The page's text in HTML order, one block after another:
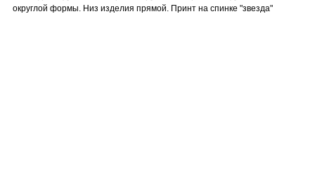
округлой формы. Низ изделия прямой. Принт на спинке "звезда"